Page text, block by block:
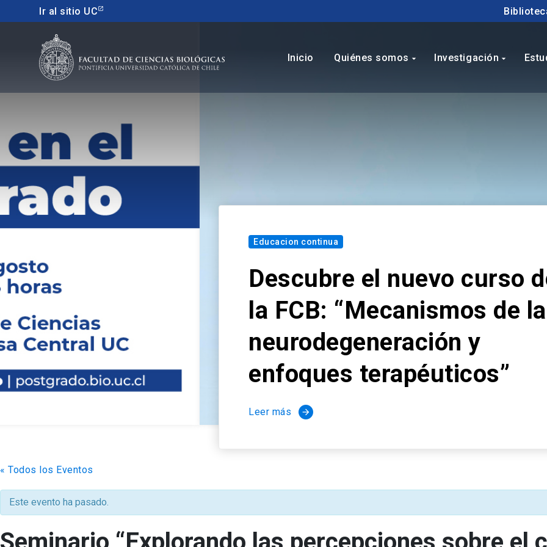
Ir al sitio UC
Inicio Quiénes somos arrow_drop_down Investigación arrow_drop_down
Descubre el nuevo curso de
la FCB: “Mecanismos de la
neurodegeneración y
enfoques terapéuticos”
« Todos los Eventos
Este evento ha pasado.